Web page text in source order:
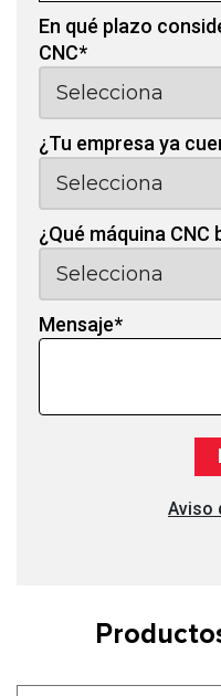
En qué plazo
CNC*
¿Tu empresa ya
¿Qué máquina CNC
Mensaje*
Aviso